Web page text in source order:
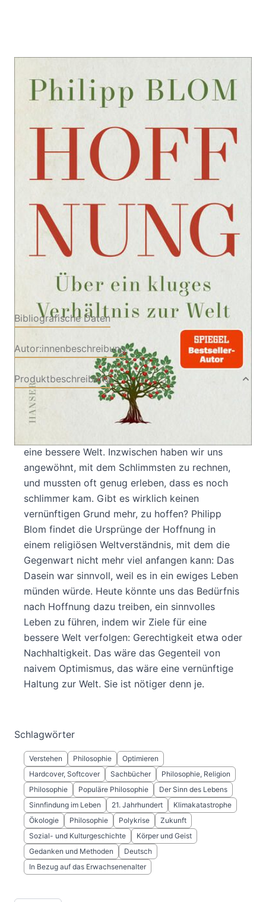
Hoffnung
Zur Wunschliste hinzufügen
Über ein kluges Verhältnis zur Welt
Von Philipp Blom
Verlag: Hanser, Carl 23.09.2024
Buch 184 Seiten
Hardcover
Bibliografische Daten
Autor:innenbeschreibung
Produktbeschreibung
Kann man in diesen Zeiten noch hoffen? Philipp
Blom zeigt, wie Hoffnung möglich bleibt. Es ist
eine bessere Welt. Inzwischen haben wir uns
angewöhnt, mit dem Schlimmsten zu rechnen,
und mussten oft genug erleben, dass es noch
schlimmer kam. Gibt es wirklich keinen
vernünftigen Grund mehr, zu hoffen? Philipp
Blom findet die Ursprünge der Hoffnung in
einem religiösen Weltverständnis, mit dem die
Gegenwart nicht mehr viel anfangen kann: Das
Dasein war sinnvoll, weil es in ein ewiges Leben
münden würde. Heute könnte uns das Bedürfnis
nach Hoffnung dazu treiben, ein sinnvolles
Leben zu führen, indem wir Ziele für eine
bessere Welt verfolgen: Gerechtigkeit etwa oder
Nachhaltigkeit. Das wäre das Gegenteil von
naivem Optimismus, das wäre eine vernünftige
Haltung zur Welt. Sie ist nötiger denn je.
Schlagwörter
Verstehen Philosophie
Optimieren
Hardcover, Softcover
Sachbücher
Philosophie, Religion
Philosophie
Populäre Philosophie
Der Sinn des Lebens
Sinnfindung im Leben
21. Jahrhundert
Klimakatastrophe
Ökologie
Philosophie Polykrise
Zukunft
Sozial- und Kulturgeschichte
Körper und Geist
Gedanken und Methoden
Deutsch
In Bezug auf das Erwachsenenalter